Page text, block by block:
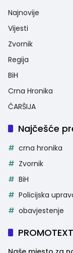
Najnovije
Vijesti
Zvornik
Regija
BiH
Crna Hronika
ČARŠIJA
Najčešće
crna hronika
Zvornik
BiH
Policijska
obavjestenje
PROMOTEXT